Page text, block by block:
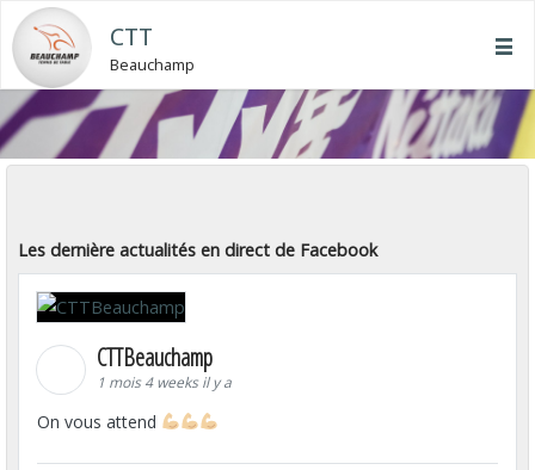
CTT
Beauchamp
Les dernière actualités en direct de Facebook
CTTBeauchamp
1 mois 4 weeks il y a
On vous attend